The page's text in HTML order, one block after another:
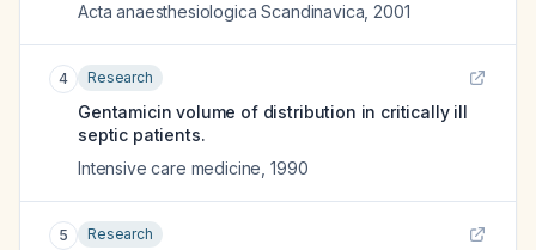
Acta anaesthesiologica Scandinavica 2001
4 Research
Gentamicin volume of distribution in critically ill
septic patients.
Intensive care medicine ,1990
5 Research